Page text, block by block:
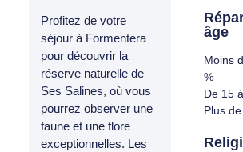
Profitez de votre
séjour à Formentera
pour découvrir la
réserve naturelle de
Ses Salines, où vous
pourrez observer une
faune et une flore
exceptionnelles. Les
âge
Moins
%
De 15
Plus